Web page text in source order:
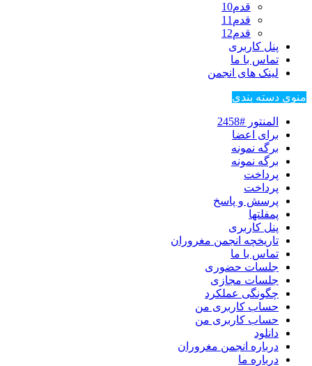
قدم10
قدم11
قدم12
پنل کاربری
تماس با ما
لینک های انجمن
منوی دسته بندی
المنتور #2458
برای اعضا
برگه نمونه
برگه نمونه
پرداخت
پرداخت
پرسش و پاسخ
پمفلتها
پنل کاربری
تاریخچه انجمن مغروران
تماس با ما
جلسات حضوری
جلسات مجازی
چگونگی عملکرد
حساب کاربری من
حساب کاربری من
دانلود
درباره انجمن مغروران
درباره ما